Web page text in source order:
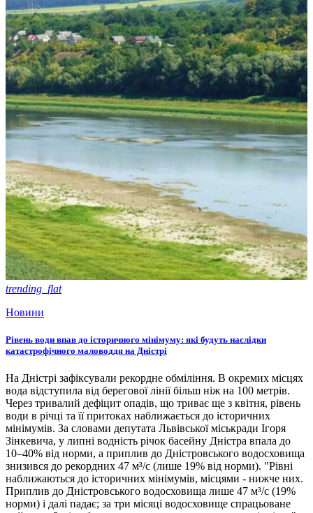
trending_flat
Новини
Рівень води впав до історичного мінімуму: які будуть наслідки
катастрофічного маловоддя на Дністрі
На Дністрі зафіксували рекордне обміління. В окремих місцях
вода відступила від берегової лінії більш ніж на 100 метрів.
Через тривалий дефіцит опадів, що триває ще з квітня, рівень
води в річці та її притоках наближається до історичних
мінімумів. За словами депутата Львівської міськради Ігоря
Зінкевича, у липні водність річок басейну Дністра впала до
10–40% від норми, а приплив до Дністровського водосховища
знизився до рекордних 47 м³/с (лише 19% від норми). "Рівні
наближаються до історичних мінімумів, місцями - нижче них.
Приплив до Дністровського водосховища лише 47 м³/с (19%
норми) і далі падає; за три місяці водосховище спрацьоване